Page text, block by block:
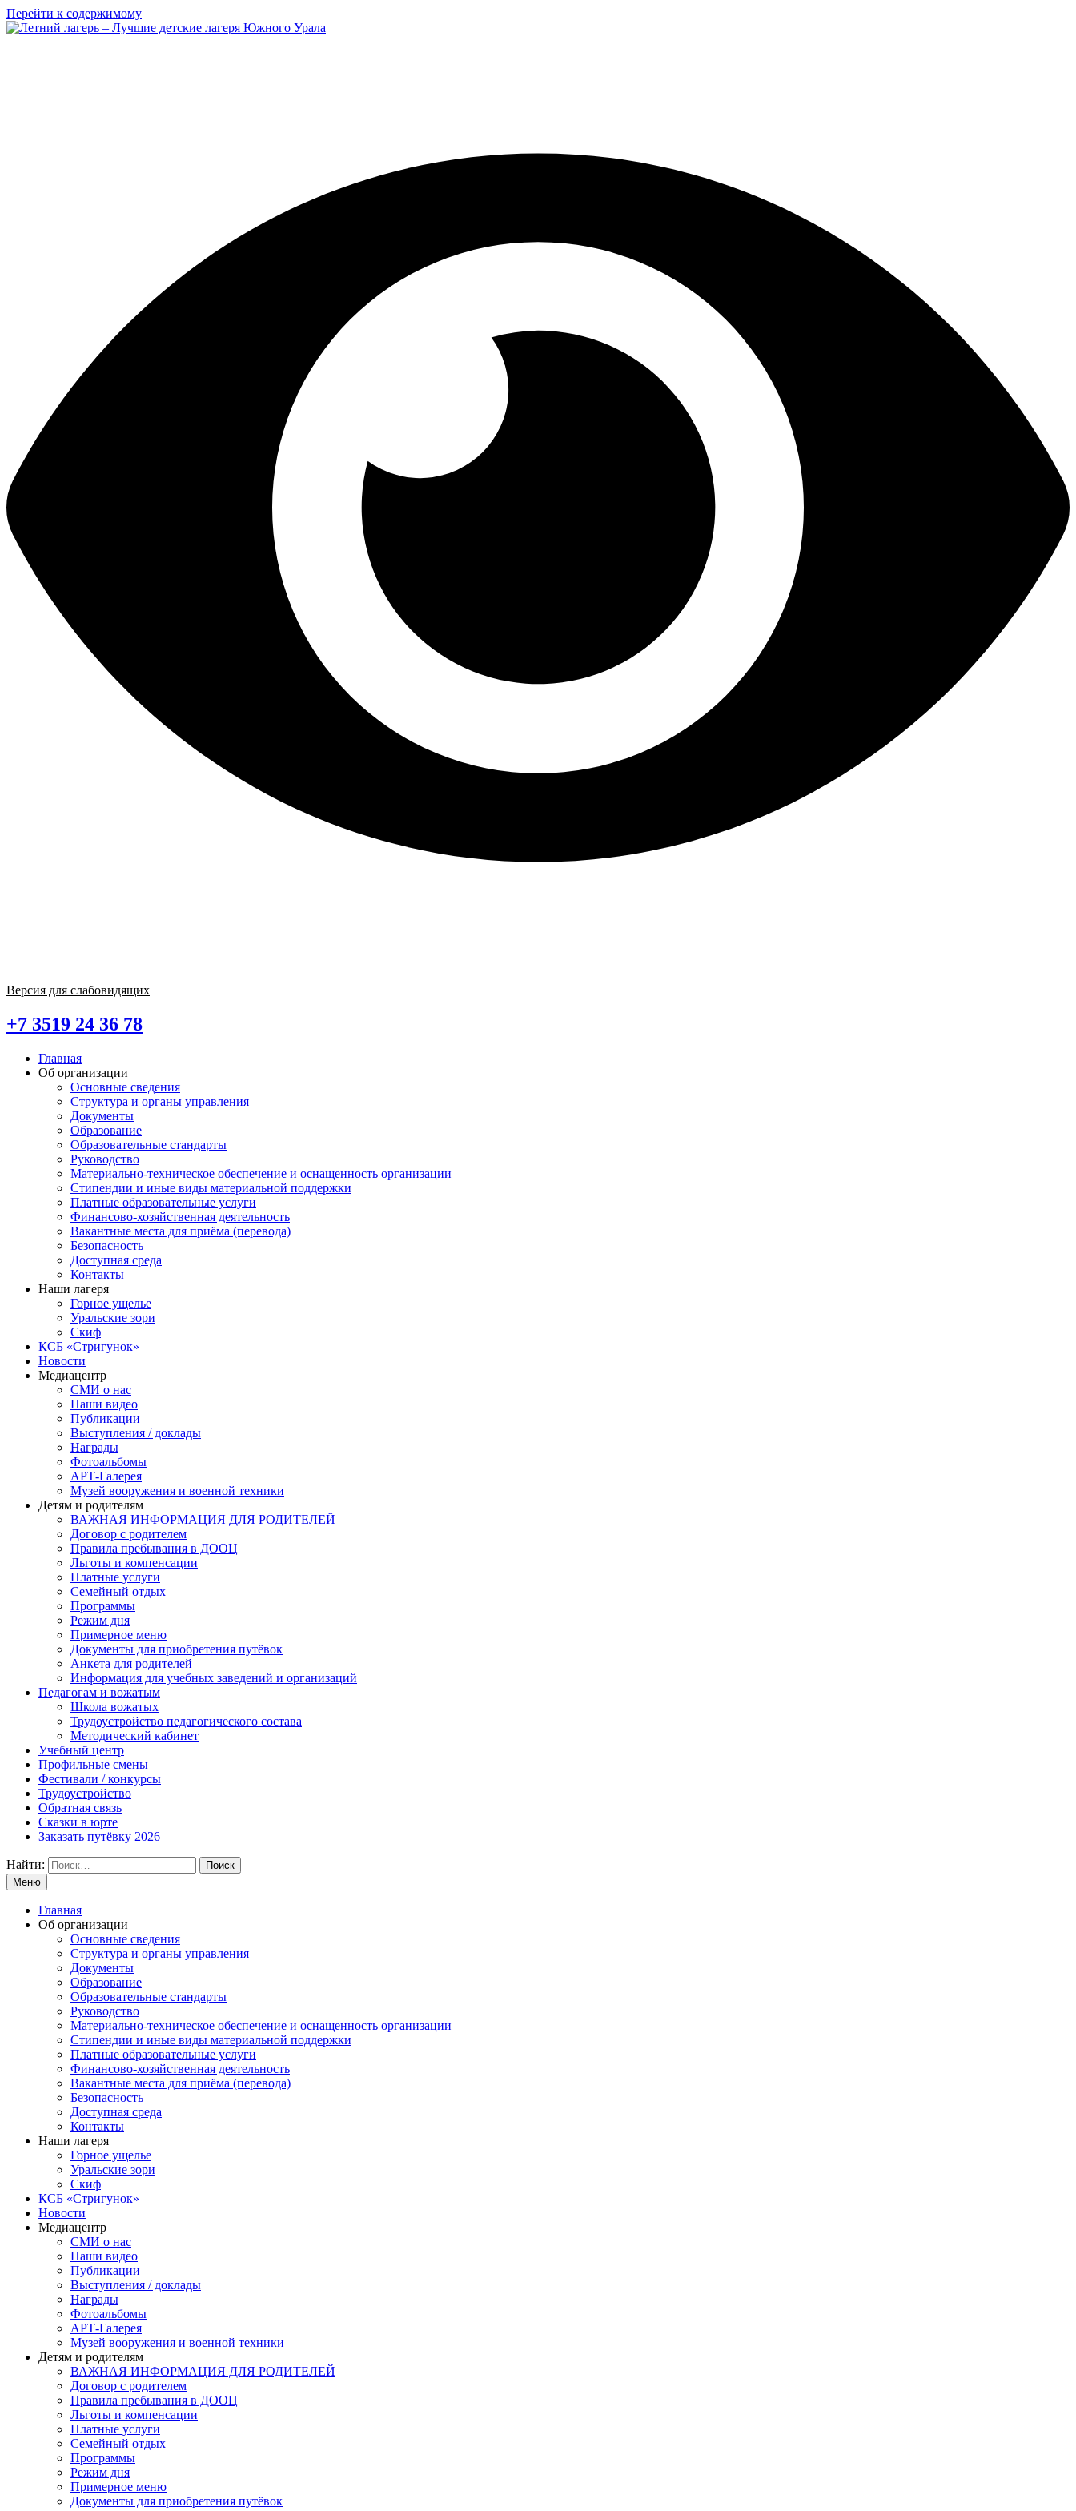
Перейти к содержимому
Версия для слабовидящих
+7 3519 24 36 78
Главная
Об организации
Основные сведения
Структура и органы управления
Документы
Образование
Образовательные стандарты
Руководство
Материально-техническое обеспечение и оснащенность организации
Стипендии и иные виды материальной поддержки
Платные образовательные услуги
Финансово-хозяйственная деятельность
Вакантные места для приёма (перевода)
Безопасность
Доступная среда
Контакты
Наши лагеря
Горное ущелье
Уральские зори
Скиф
КСБ «Стригунок»
Новости
Медиацентр
СМИ о нас
Наши видео
Публикации
Выступления / доклады
Награды
Фотоальбомы
АРТ-Галерея
Музей вооружения и военной техники
Детям и родителям
ВАЖНАЯ ИНФОРМАЦИЯ ДЛЯ РОДИТЕЛЕЙ
Договор с родителем
Правила пребывания в ДООЦ
Льготы и компенсации
Платные услуги
Семейный отдых
Программы
Режим дня
Примерное меню
Документы для приобретения путёвок
Анкета для родителей
Информация для учебных заведений и организаций
Педагогам и вожатым
Школа вожатых
Трудоустройство педагогического состава
Методический кабинет
Учебный центр
Профильные смены
Фестивали / конкурсы
Трудоустройство
Обратная связь
Сказки в юрте
Заказать путёвку 2026
Найти:
Меню
Главная
Об организации
Основные сведения
Структура и органы управления
Документы
Образование
Образовательные стандарты
Руководство
Материально-техническое обеспечение и оснащенность организации
Стипендии и иные виды материальной поддержки
Платные образовательные услуги
Финансово-хозяйственная деятельность
Вакантные места для приёма (перевода)
Безопасность
Доступная среда
Контакты
Наши лагеря
Горное ущелье
Уральские зори
Скиф
КСБ «Стригунок»
Новости
Медиацентр
СМИ о нас
Наши видео
Публикации
Выступления / доклады
Награды
Фотоальбомы
АРТ-Галерея
Музей вооружения и военной техники
Детям и родителям
ВАЖНАЯ ИНФОРМАЦИЯ ДЛЯ РОДИТЕЛЕЙ
Договор с родителем
Правила пребывания в ДООЦ
Льготы и компенсации
Платные услуги
Семейный отдых
Программы
Режим дня
Примерное меню
Документы для приобретения путёвок